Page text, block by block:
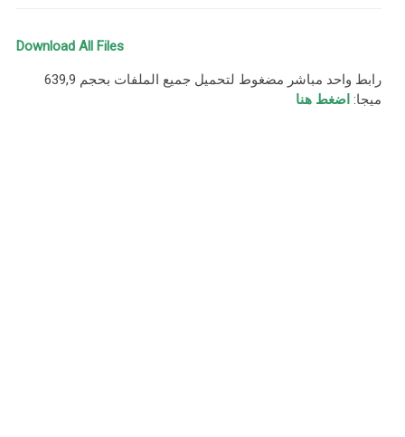
Download All Files
رابط واحد مباشر مضغوط لتحميل جميع الملفات بحجم 639,9
ميجا: اضغط هنا